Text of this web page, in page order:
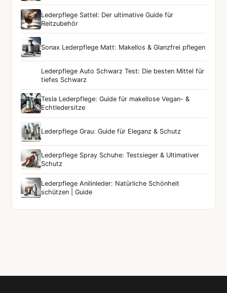
Lederpflege Sattel: Der ultimative Guide für
Reitzubehör
Sonax Lederpflege Matt: Makellos & Glanzfrei pflegen
Lederpflege Auto Schwarz Test: Die besten Mittel für
tiefes Schwarz
Tesla Lederpflege: Guide für makellose Vegan- &
Echtledersitze
Lederpflege Grau: Guide für Eleganz & Schutz
Lederpflege Spray Schuhe: Testsieger & Ultimativer
Schutz
Lederpflege Anilinleder: Natürliche Schönheit
schützen | Guide